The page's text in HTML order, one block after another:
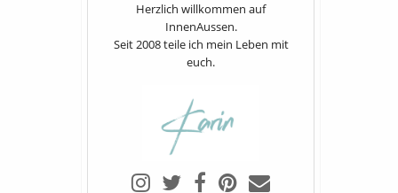
Herzlich willkommen auf
InnenAussen.
Seit 2008 teile ich mein Leben mit
euch.